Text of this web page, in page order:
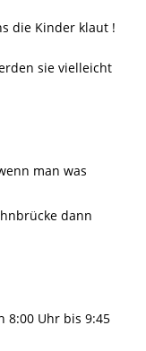
die Kinder klaut !
sie vielleicht
man was
dann
8:00 Uhr bis 9:45